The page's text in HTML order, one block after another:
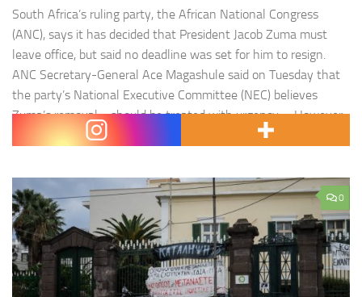
South Africa’s ruling party, the African National Congress
(ANC), says it has decided that President Jacob Zuma must
leave office, but said no deadline was set for him to resign.
ANC Secretary-General Ace Magashule said on Tuesday that
the party’s National Executive Committee (NEC) believes
Zuma’s removal « should be treated with urgency ». However,
he said…
0